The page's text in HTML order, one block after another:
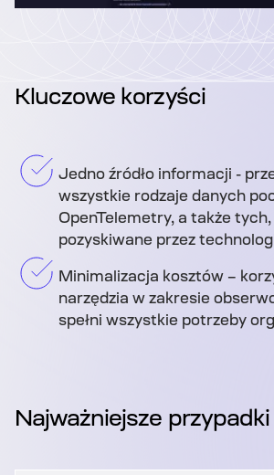
Kluczowe korzyści
Jedno źródło informacji -
wszystkie rodzaje danych
OpenTelemetry, a także
pozyskiwane przez
Minimalizacja kosztów –
narzędzia w zakresie
spełni wszystkie potrzeby
Najważniejsze